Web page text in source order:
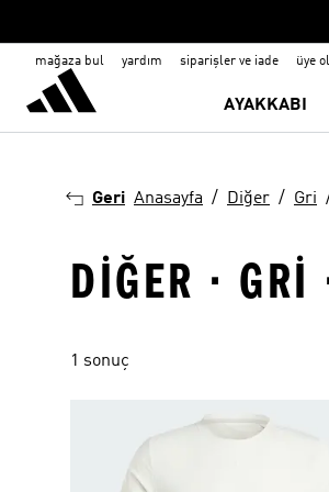
mağaza bul yardım siparişler ve iade üye ol
AYAKKABI
Geri Anasayfa Diğer Gri
DIĞER ·
1 sonuç